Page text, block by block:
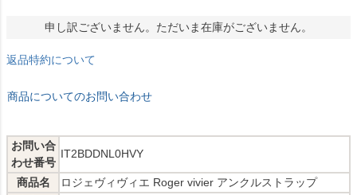
申し訳ございません。ただいま在庫がございません。
返品特約について
商品についてのお問い合わせ
お問い合
わせ番号
IT2BDDNL0HVY
商品名
ロジェヴィヴィエ Roger vivier アンクルストラップ